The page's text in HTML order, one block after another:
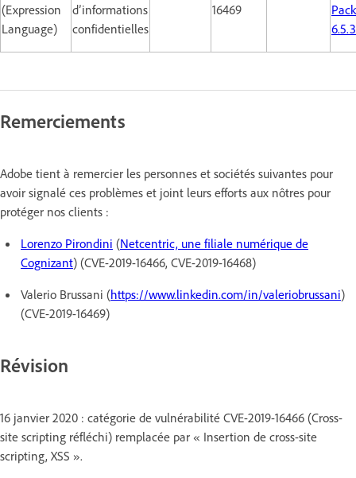
(Expression
Language)
d’informations
confidentielles
16469
Pack
Remerciements
Adobe tient à remercier les personnes et sociétés suivantes pour
avoir signalé ces problèmes et joint leurs efforts aux nôtres pour
protéger nos clients :
Lorenzo Pirondini (Netcentric, une filiale numérique de
Cognizant) (CVE-2019-16466, CVE-2019-16468)
Valerio Brussani (https://www.linkedin.com/in/valeriobrussani)
(CVE-2019-16469)
Révision
16 janvier 2020 : catégorie de vulnérabilité CVE-2019-16466 (Cross-
site scripting réfléchi) remplacée par « Insertion de cross-site
scripting, XSS ».